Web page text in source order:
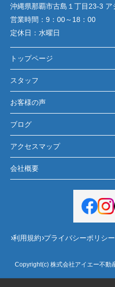
沖縄県那覇市古島１丁目23-3 ア
営業時間： 9：00～18：00
定休日： 水曜日
トップページ
スタッフ
お客様の声
ブログ
アクセスマップ
会社概要
利用規約 プライバシーポリシー
Copyright(c) 株式会社アイエー不動